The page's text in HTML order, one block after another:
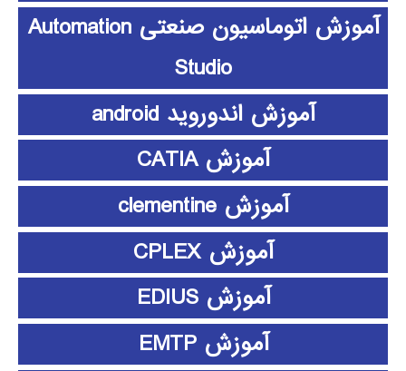
آموزش اتوماسیون صنعتی Automation
Studio
آموزش اندوروید android
آموزش CATIA
آموزش clementine
آموزش CPLEX
آموزش EDIUS
آموزش EMTP